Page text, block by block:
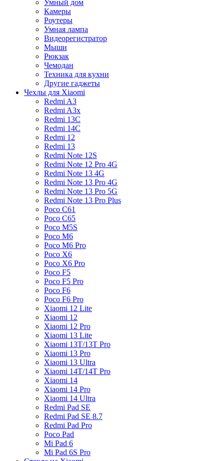
Умный дом
Камеры
Роутеры
Умная лампа
Видеорегистратор
Мыши
Рюкзак
Чемодан
Техника для кухни
Другие гаджеты
Чехлы для Xiaomi
Redmi A3
Redmi A3x
Redmi 13C
Redmi 14C
Redmi 12
Redmi 13
Redmi Note 12S
Redmi Note 12 Pro 4G
Redmi Note 13 4G
Redmi Note 13 Pro 4G
Redmi Note 13 Pro 5G
Redmi Note 13 Pro Plus
Poco C61
Poco C65
Poco M5S
Poco M6
Poco M6 Pro
Poco X6
Poco X6 Pro
Poco F5
Poco F5 Pro
Poco F6
Poco F6 Pro
Xiaomi 12 Lite
Xiaomi 12
Xiaomi 12 Pro
Xiaomi 13 Lite
Xiaomi 13T/13T Pro
Xiaomi 13 Pro
Xiaomi 13 Ultra
Xiaomi 14T/14T Pro
Xiaomi 14
Xiaomi 14 Pro
Xiaomi 14 Ultra
Redmi Pad SE
Redmi Pad SE 8.7
Redmi Pad Pro
Poco Pad
Mi Pad 6
Mi Pad 6S Pro